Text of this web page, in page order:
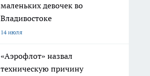
маленьких девочек во
Владивостоке
14 июля
«Аэрофлот» назвал
техническую причину